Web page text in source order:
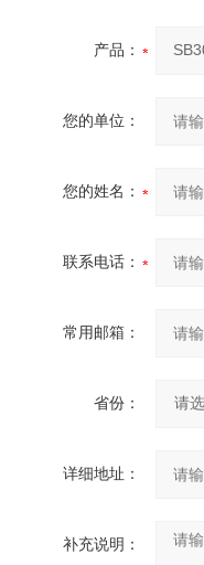
产品：
您的单位：
您的姓名：
联系电话：
常用邮箱：
省份：
详细地址：
补充说明：